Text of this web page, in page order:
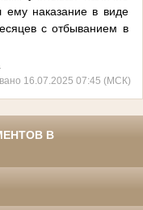
ему наказание в виде
с отбыванием в
16.07.2025 07:45 (МСК)
В